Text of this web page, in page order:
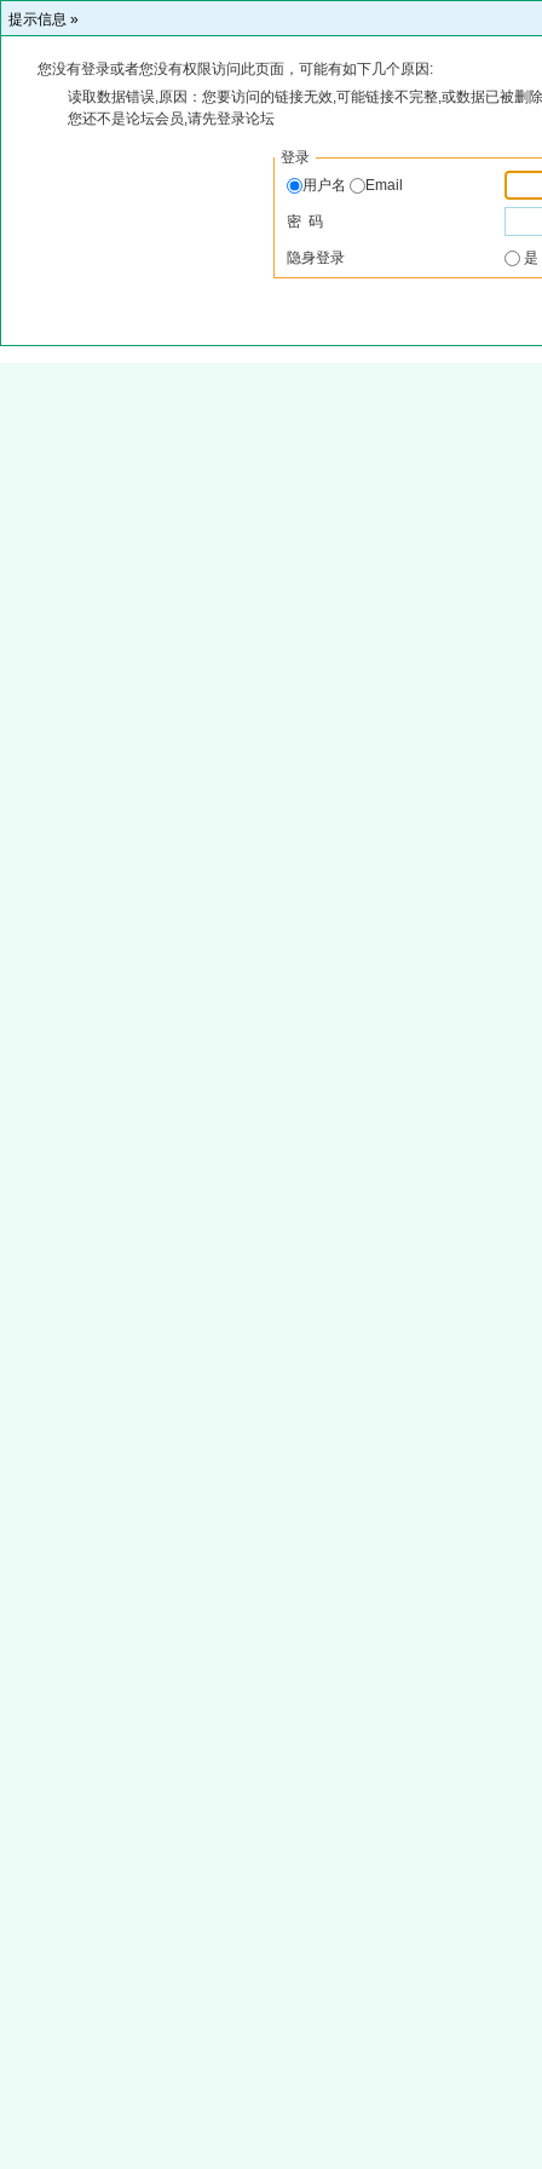
提示信息 »
您没有登录或者您没有权限访问此页面，可能有如下几个原因:
读取数据错误,原因：您要访问的链接无效,可能链接不完整,或数据已被删
您还不是论坛会员,请先登录论坛
登录
用户名
Email
密 码
隐身登录